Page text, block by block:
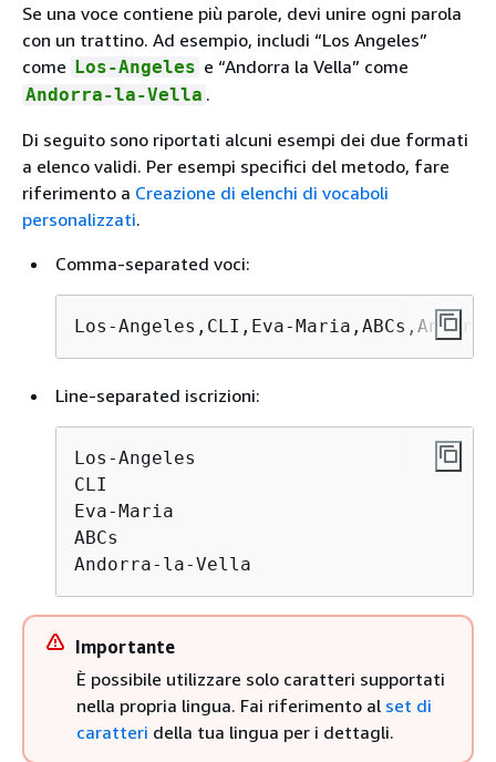
Se una voce contiene più parole, devi unire ogni parola
con un trattino. Ad esempio, includi “Los Angeles”
come Los-Angeles e “Andorra la Vella” come
Andorra-la-Vella .
Di seguito sono riportati alcuni esempi dei due formati
a elenco validi. Per esempi specifici del metodo, fare
riferimento a Creazione di elenchi di vocaboli
personalizzati.
Comma-separated voci:
Los-Angeles,CLI,Eva-
Line-separated iscrizioni:
Los-Angeles
CLI
Eva-Maria
ABCs
Andorra-la-Vella
Importante
È possibile utilizzare solo caratteri supportati
nella propria lingua. Fai riferimento al set di
caratteri della tua lingua per i dettagli.